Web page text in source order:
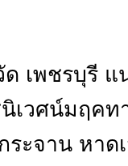
เพชรบุรี
เวศน์มฤคท
ระจาน หา